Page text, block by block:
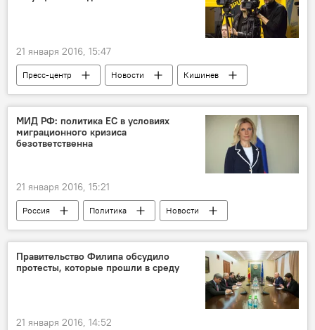
запрет
СМИ
21 января 2016, 15:47
Пресс-центр Новости
Кишинев
Пресс-центр Sputnik Молдова
эксперты
Видео из пресс-центра
митинг
МИД РФ: политика ЕС в условиях
миграционного кризиса
безответственна
21 января 2016, 15:21
Россия Политика
Новости
В мире
Общество
Россия
мигранты
катастрофа
Мария Захарова
Правительство Филипа обсудило
протесты, которые прошли в среду
21 января 2016, 14:52